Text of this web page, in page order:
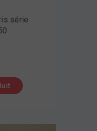
série